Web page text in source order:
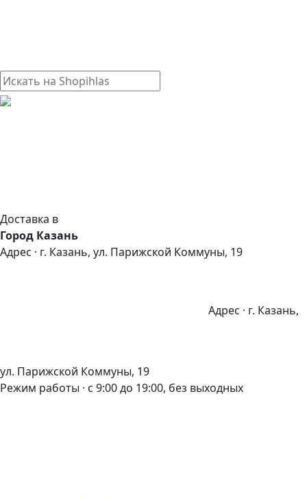
Доставка в
Город Казань
Адрес · г. Казань, ул. Парижской Коммуны, 19
Адрес · г. Казань,
ул. Парижской Коммуны, 19
Режим работы · с 9:00 до 19:00, без выходных